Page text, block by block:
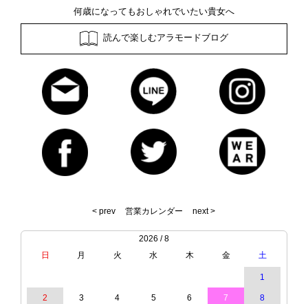
何歳になってもおしゃれでいたい貴女へ
読んで楽しむアラモードブログ
< prev 営業カレンダー next >
2026 / 8
日
月 火 水 木 金 土
1
2 3 4 5 6 7 8